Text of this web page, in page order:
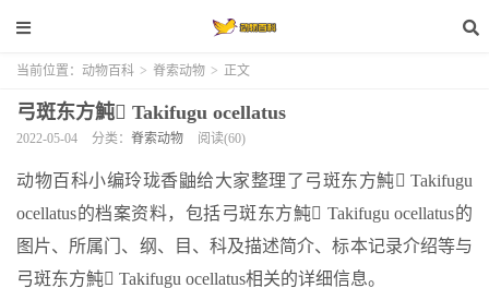
当前位置： 动物百科 > 脊索动物 > 正文
弓斑东方魨 Takifugu ocellatus
2022-05-04 分类： 脊索动物 阅读(60)
动物百科小编玲珑香鼬给大家整理了弓斑东方魨 Takifugu
ocellatus的档案资料，包括弓斑东方魨 Takifugu ocellatus的
图片、所属门、纲、目、科及描述简介、标本记录介绍等与
弓斑东方魨 Takifugu ocellatus相关的详细信息。